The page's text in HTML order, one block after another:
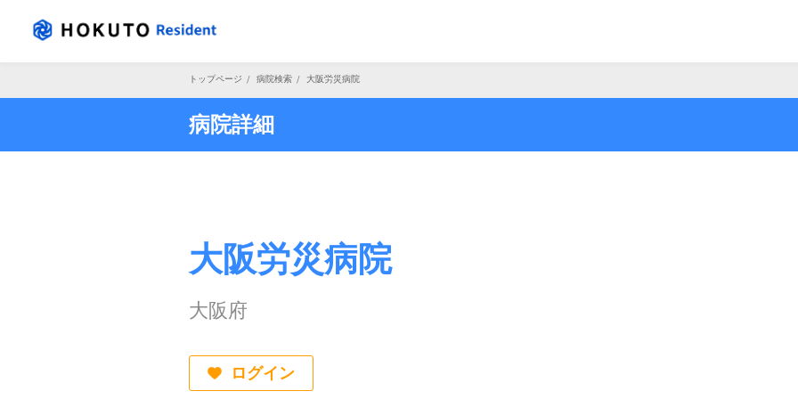
トップページ / 病院検索 / 大阪労災病院
病院詳細
大阪労災病院
大阪府
ログイン